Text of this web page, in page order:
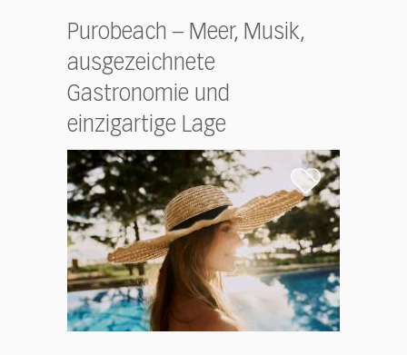
Purobeach – Meer, Musik,
ausgezeichnete
Gastronomie und
einzigartige Lage